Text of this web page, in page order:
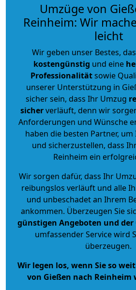
Umzüge von
Reinheim: Wir
leicht
Wir geben unser Bestes,
kostengünstig und eine
Professionalitätsowie
unserer Unterstützung in
sicher sein, dass Ihr Umzug
sicherverläuft, denn wir
Anforderungen und Wünsche
haben die besten Partner,
und sicherzustellen, dass
Reinheim ein
Wir sorgen dafür, dass Ihr
reibungslos verläuft und alle
und unbeschadet an Ihrem
ankommen. Überzeugen Sie
günstigen Angeboten und
umfassender Service wird
überzeugen.
Wir legen los, wenn Sie so
von Gießen nach Reinheim